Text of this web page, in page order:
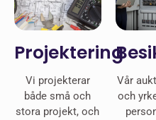
Projektering
Vi projekterar
både små och
stora projekt, och
Vår
och